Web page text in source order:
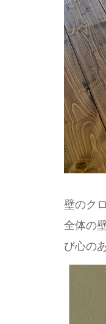
壁のク
全体の
び心の